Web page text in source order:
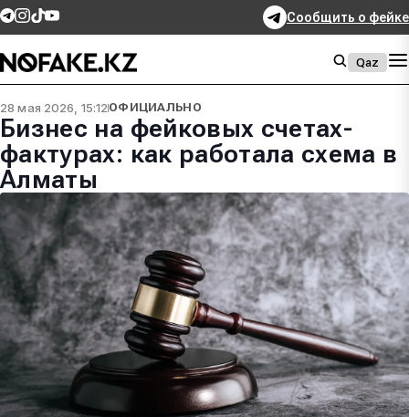
Сообщить о фейке
Qaz
28 мая 2026, 15:12ОФИЦИАЛЬНО
Бизнес на фейковых счетах-
фактурах: как работала схема в
Алматы